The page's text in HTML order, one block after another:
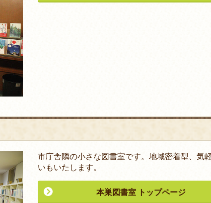
市庁舎隣の小さな図書室です。地域密着型、気
いもいたします。
本巣図書室 トップページ